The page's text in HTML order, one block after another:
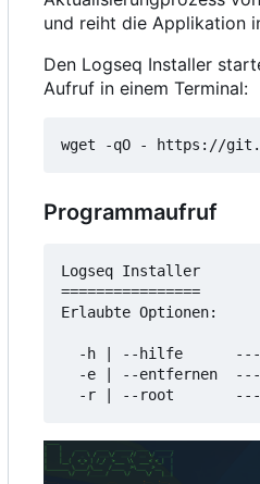
und reiht die Applikation
Den Logseq Installer
Aufruf in einem Terminal:
wget -qO - https://
Programmaufruf
Logseq Installer
================
Erlaubte Optionen:
-h | --hilfe
-e | --entfernen